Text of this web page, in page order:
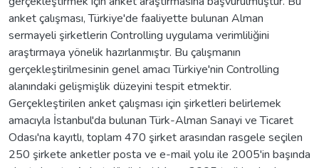
anket çalışması, Türkiye'de faaliyette bulunan Alman
sermayeli şirketlerin Controlling uygulama verimliliğini
araştırmaya yönelik hazırlanmıştır. Bu çalışmanın
gerçekleştirilmesinin genel amacı Türkiye'nin Controlling
alanındaki gelişmişlik düzeyini tespit etmektir.
Gerçekleştirilen anket çalışması için şirketleri belirlemek
amacıyla İstanbul'da bulunan Türk-Alman Sanayi ve Ticaret
Odası'na kayıtlı, toplam 470 şirket arasından rasgele seçilen
250 şirkete anketler posta ve e-mail yolu ile 2005'in başında